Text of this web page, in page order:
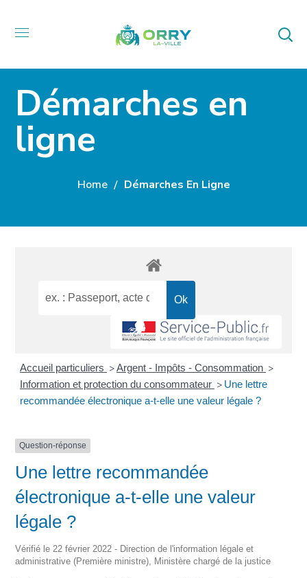
Démarches en
ligne
Home Démarches En Ligne
Accueil particuliers >Argent - Impôts - Consommation >
Information et protection du consommateur > Une lettre
recommandée électronique a-t-elle une valeur légale ?
Question-réponse
Une lettre recommandée
électronique a-t-elle une valeur
légale ?
Vérifié le 22 février 2022 - Direction de l'information légale et
administrative (Première ministre), Ministère chargé de la justice